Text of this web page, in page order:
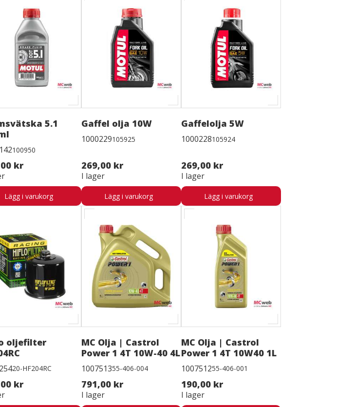
5.1
100950
kr
Lägg i varukorg
Gaffel olja 10W
1000229105925
269,00 kr
I lager
Lägg i varukorg
Gaffelolja 5W
1000228105924
269,00 kr
I lager
Lägg i varukorg
oljefilter
20-HF204RC
kr
MC Olja | Castrol
Power 1 4T 10W-40 4L
100751355-406-004
791,00 kr
I lager
MC Olja | Castrol
Power 1 4T 10W40 1L
100751255-406-001
190,00 kr
I lager